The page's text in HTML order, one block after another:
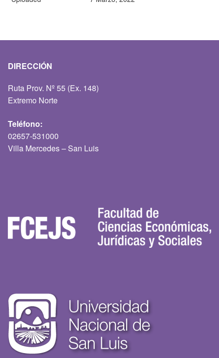
DIRECCIÓN
Ruta Prov. Nº 55 (Ex. 148)
Extremo Norte
Teléfono:
02657-531000
Villa Mercedes – San Luis